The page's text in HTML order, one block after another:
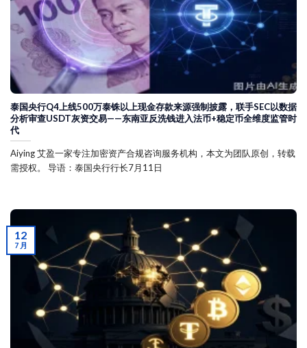
泰国央行Q4上线500万泰铢以上现金存款来源强制披露，联手SEC以数据
分析审查USDT灰资交易——东南亚反洗钱进入法币+稳定币全维度监管时
代
Aiying 艾盈一家专注加密资产合规咨询服务机构，本文为团队原创，转载
需授权。 导语：泰国央行行长7月11日
12
7 月